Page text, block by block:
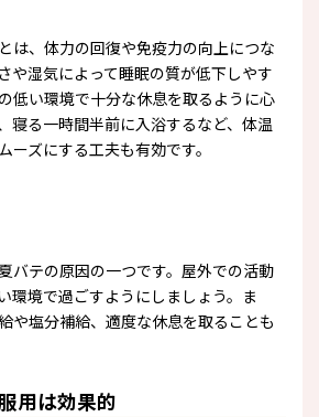
は、体力の回復や免疫力の向上につな
や湿気によって睡眠の質が低下しやす
低い環境で十分な休息を取るように心
寝る一時間半前に入浴するなど、体温
ーズにする工夫も有効です。
バテの原因の一つです。屋外での活動
環境で過ごすようにしましょう。ま
や塩分補給、適度な休息を取ることも
用は効果的